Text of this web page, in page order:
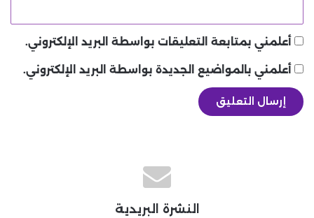
أعلمني بمتابعة التعليقات بواسطة البريد الإلكتروني.
أعلمني بالمواضيع الجديدة بواسطة البريد الإلكتروني.
النشرة البريدية